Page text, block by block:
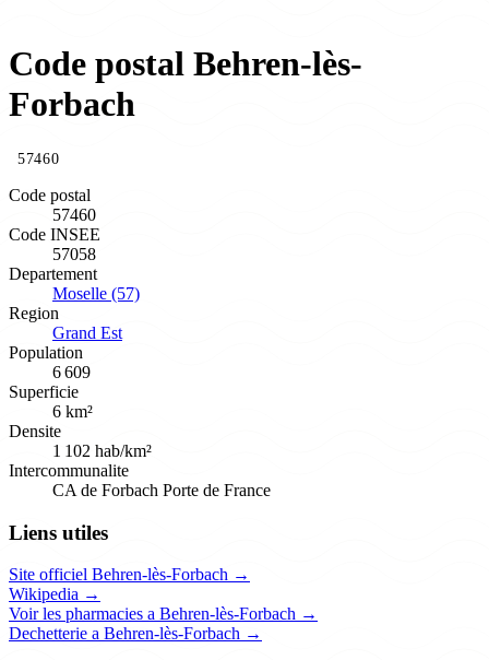
Code postal Behren-lès-
Forbach
57460
Code postal
57460
Code INSEE
57058
Departement
Moselle (57)
Region
Grand Est
Population
6 609
Superficie
6 km²
Densite
1 102 hab/km²
Intercommunalite
CA de Forbach Porte de France
Liens utiles
Site officiel Behren-lès-Forbach →
Wikipedia →
Voir les pharmacies a Behren-lès-Forbach →
Dechetterie a Behren-lès-Forbach →